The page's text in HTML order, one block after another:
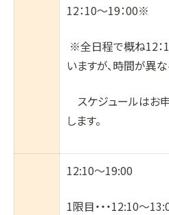
12：10～19：00※
※全日程で概ね12：
いますが、時間が異
スケジュールはお
します。
12:10～19:00
1限目・・・12:10〜